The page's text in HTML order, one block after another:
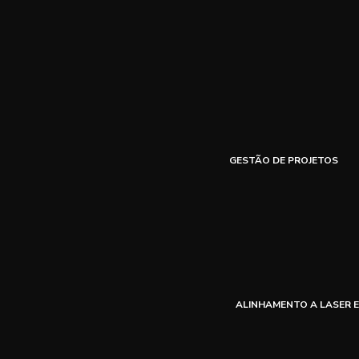
GESTÃO DE PROJETOS
ALINHAMENTO A LASER